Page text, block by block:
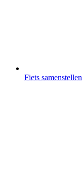
Fiets samenstellen